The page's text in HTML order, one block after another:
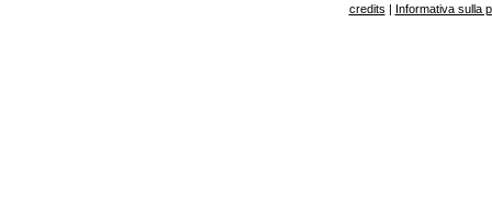
credits | Informativa sulla